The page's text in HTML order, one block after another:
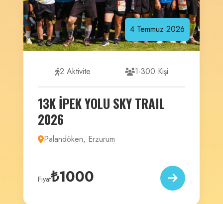
4 Temmuz 2026
2 Aktivite 1-300 Kişi
13K İPEK YOLU SKY TRAIL
2026
Palandöken, Erzurum
Fiyat₺1000